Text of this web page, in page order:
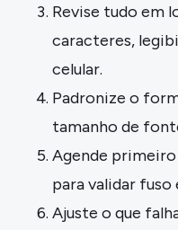
Revise tudo em
caracteres,
celular.
Padronize o
tamanho de
Agende primeiro
para validar
Ajuste o que